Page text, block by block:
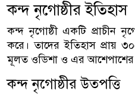
কন্দ নৃগোষ্ঠীর ইতিহাস
কন্দ নৃগোষ্ঠী একটি প্রাচীন
করে। তাদের ইতিহাস প্রায়
মূলত ওডিশা ও এর আশেপাশের
কন্দ নৃগোষ্ঠীর উত্পত্তি